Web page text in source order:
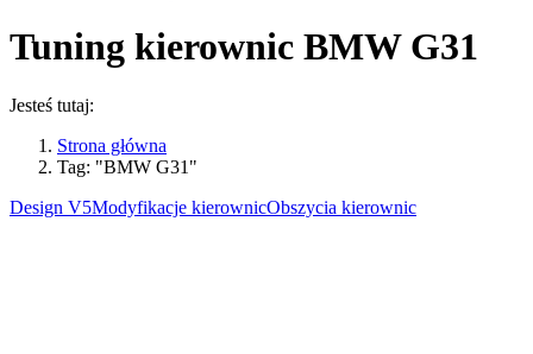
Tuning kierownic BMW G31
Jesteś tutaj:
Strona główna
Tag: "BMW G31"
Design V5Modyfikacje kierownicObszycia kierownic